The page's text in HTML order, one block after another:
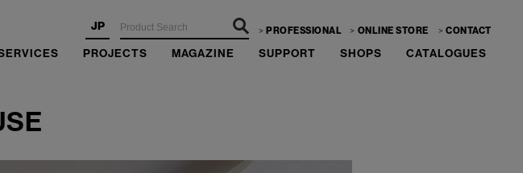
JP PROFESSIONAL ONLINE STORE CONTACT
PROJECTS MAGAZINE SUPPORT SHOPS CATALOGUES